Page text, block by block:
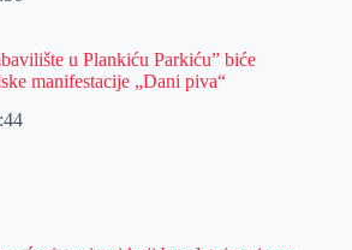
u Plankiću Parkiću” biće
manifestacije „Dani piva“